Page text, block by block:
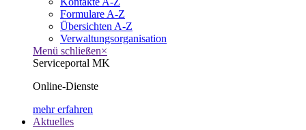
Formulare A-Z
Übersichten A-Z
Verwaltungsorganisation
Menü schließen×
Serviceportal MK
Online-Dienste
mehr erfahren
Aktuelles